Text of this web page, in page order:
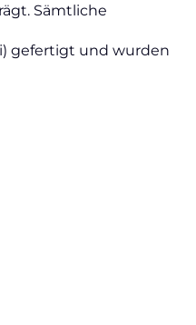
Sämtliche
gefertigt und wurden